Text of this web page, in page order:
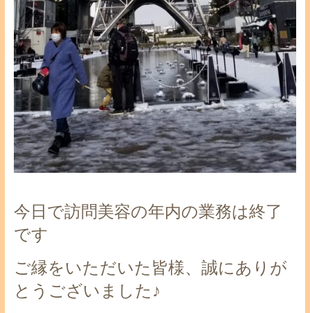
今日で訪問美容の年内の業務は終了
です
ご縁をいただいた皆様、誠にありが
とうございました♪